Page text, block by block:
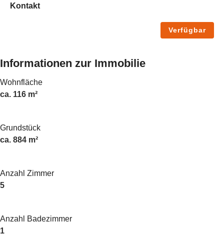
Kontakt
Verfügbar
Informationen zur Immobilie
Wohnfläche
ca. 116 m²
Grundstück
ca. 884 m²
Anzahl Zimmer
5
Anzahl Badezimmer
1